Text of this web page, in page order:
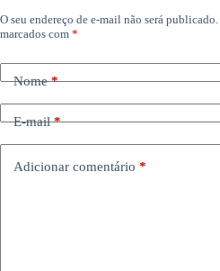
O seu endereço de e-mail não será publicado.
marcados com *
Nome*
E-mail*
Adicionar comentário *